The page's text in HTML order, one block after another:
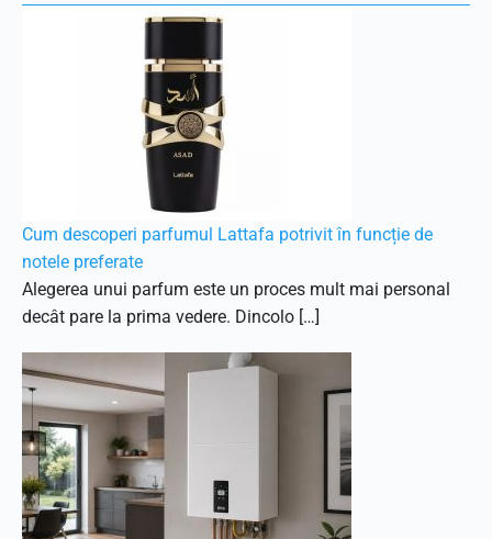
Cum descoperi parfumul Lattafa potrivit în funcție de
notele preferate
Alegerea unui parfum este un proces mult mai personal
decât pare la prima vedere. Dincolo […]